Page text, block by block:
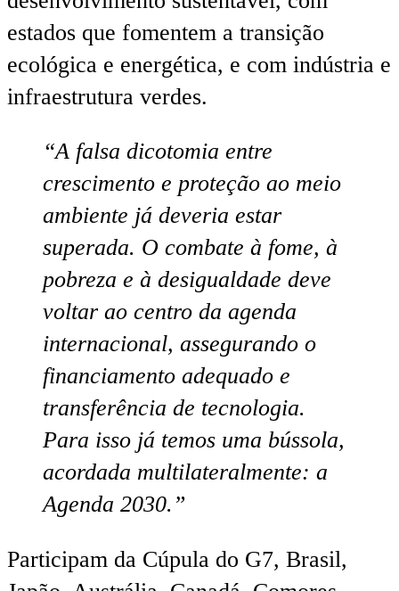
estados que fomentem a transição
ecológica e energética, e com indústria e
infraestrutura verdes.
“A falsa dicotomia entre
crescimento e proteção ao meio
ambiente já deveria estar
superada. O combate à fome, à
pobreza e à desigualdade deve
voltar ao centro da agenda
internacional, assegurando o
financiamento adequado e
transferência de tecnologia.
Para isso já temos uma bússola,
acordada multilateralmente: a
Agenda 2030.”
Participam da Cúpula do G7, Brasil,